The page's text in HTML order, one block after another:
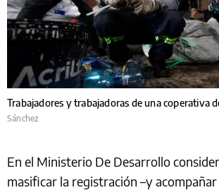
Trabajadores y trabajadoras de una coperativa
Sánchez
En el Ministerio De Desarrollo
masificar la registración –y acompañar